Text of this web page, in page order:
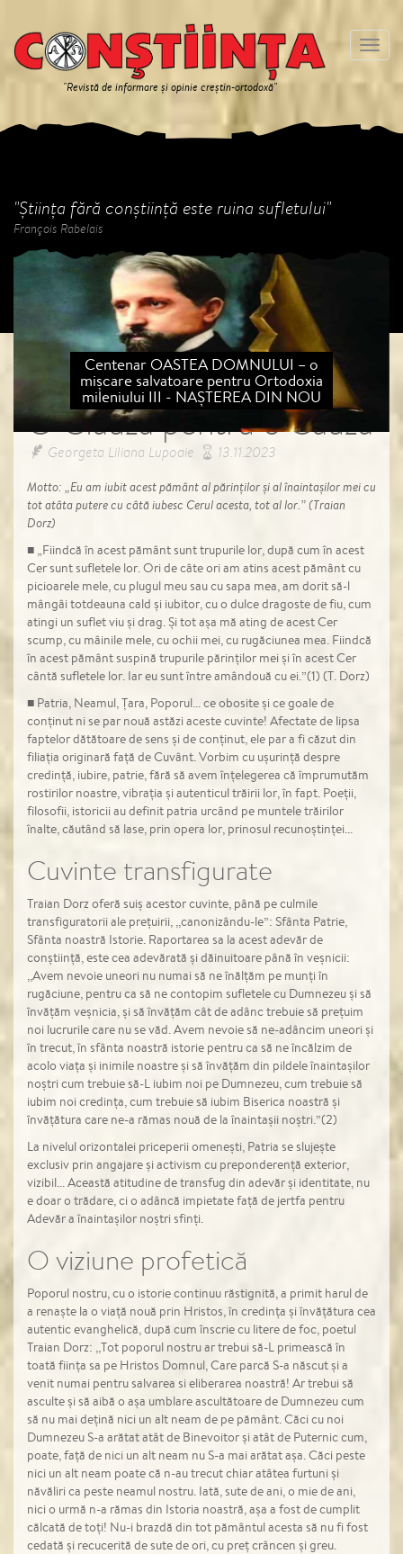
"Revistă de informare și opinie creștin-ortodoxă"
Meniu
"Știința fără conștiință este ruina sufletului"
François Rabelais
Centenar OASTEA DOMNULUI – o
mişcare salvatoare pentru Ortodoxia
mileniului III - NAȘTEREA DIN NOU
O Clauză pentru o Cauză
Georgeta Liliana Lupoaie 13.11.2023
Motto: „Eu am iubit acest pământ al părinților și al înaintașilor mei cu
tot atâta putere cu câtă iubesc Cerul acesta, tot al lor.” (Traian
Dorz)
■ „Fiindcă în acest pământ sunt trupurile lor, după cum în acest
Cer sunt sufletele lor. Ori de câte ori am atins acest pământ cu
picioarele mele, cu plugul meu sau cu sapa mea, am dorit să-l
mângâi totdeauna cald și iubitor, cu o dulce dragoste de fiu, cum
atingi un suflet viu și drag. Și tot așa mă ating de acest Cer
scump, cu mâinile mele, cu ochii mei, cu rugăciunea mea. Fiindcă
în acest pământ suspină trupurile părinților mei și în acest Cer
cântă sufletele lor. Iar eu sunt între amândouă cu ei.”(1) (T. Dorz)
■ Patria, Neamul, Țara, Poporul... ce obosite și ce goale de
conținut ni se par nouă astăzi aceste cuvinte! Afectate de lipsa
faptelor dătătoare de sens și de conținut, ele par a fi căzut din
filiația originară față de Cuvânt. Vorbim cu ușurință despre
credință, iubire, patrie, fără să avem înțelegerea că împrumutăm
rostirilor noastre, vibrația și autenticul trăirii lor, în fapt. Poeții,
filosofii, istoricii au definit patria urcând pe muntele trăirilor
înalte, căutând să lase, prin opera lor, prinosul recunoștinței...
Cuvinte transfigurate
Traian Dorz oferă suiș acestor cuvinte, până pe culmile
transfiguratorii ale prețuirii, ,,canonizându-le”: Sfânta Patrie,
Sfânta noastră Istorie. Raportarea sa la acest adevăr de
conștiință, este cea adevărată și dăinuitoare până în veșnicii:
,,Avem nevoie uneori nu numai să ne înălțăm pe munți în
rugăciune, pentru ca să ne contopim sufletele cu Dumnezeu și să
învățăm veșnicia, și să învățăm cât de adânc trebuie să prețuim
noi lucrurile care nu se văd. Avem nevoie să ne-adâncim uneori și
în trecut, în sfânta noastră istorie pentru ca să ne încălzim de
acolo viața și inimile noastre și să învățăm din pildele înaintașilor
noștri cum trebuie să-L iubim noi pe Dumnezeu, cum trebuie să
iubim noi credința, cum trebuie să iubim Biserica noastră și
învățătura care ne-a rămas nouă de la înaintașii noștri.”(2)
La nivelul orizontalei priceperii omenești, Patria se slujește
exclusiv prin angajare și activism cu preponderență exterior,
vizibil... Această atitudine de transfug din adevăr și identitate, nu
e doar o trădare, ci o adâncă impietate față de jertfa pentru
Adevăr a înaintaşilor noştri sfinți.
O viziune profetică
Poporul nostru, cu o istorie continuu răstignită, a primit harul de
a renaște la o viață nouă prin Hristos, în credința și învățătura cea
autentic evanghelică, după cum înscrie cu litere de foc, poetul
Traian Dorz: ,,Tot poporul nostru ar trebui să-L primească în
toată ființa sa pe Hristos Domnul, Care parcă S-a născut și a
venit numai pentru salvarea si eliberarea noastră! Ar trebui să
asculte și să aibă o așa umblare ascultătoare de Dumnezeu cum
să nu mai dețină nici un alt neam de pe pământ. Căci cu noi
Dumnezeu S-a arătat atât de Binevoitor și atât de Puternic cum,
poate, față de nici un alt neam nu S-a mai arătat așa. Căci peste
nici un alt neam poate că n-au trecut chiar atâtea furtuni și
năvăliri ca peste neamul nostru. Iată, sute de ani, o mie de ani,
nici o urmă n-a rămas din Istoria noastră, așa a fost de cumplit
călcată de toți! Nu-i brazdă din tot pământul acesta să nu fi fost
cedată și recucerită de sute de ori, cu preț crâncen și greu.